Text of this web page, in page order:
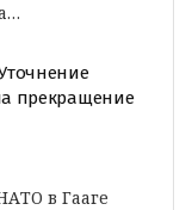
прекращение
в Гааге